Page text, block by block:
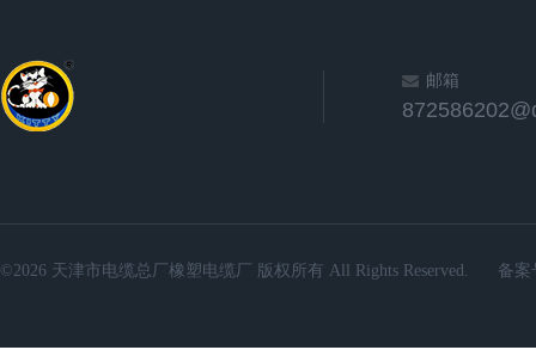
邮箱
©2026 天津市电缆总厂橡塑电缆厂 版权所有 All Rights Reserved. 备案